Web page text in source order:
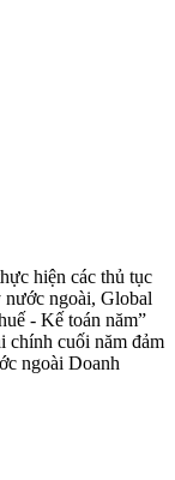
hiện các thủ tục
nước ngoài, Global
- Kế toán năm”
chính cuối năm đảm
ngoài Doanh